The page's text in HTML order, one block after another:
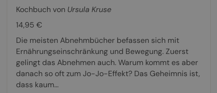
Kochbuch von Ursula Kruse
14,95 €
Die meisten Abnehmbücher befassen sich mit
Ernährungseinschränkung und Bewegung. Zuerst
gelingt das Abnehmen auch. Warum kommt es aber
danach so oft zum Jo-Jo-Effekt? Das Geheimnis ist,
dass kaum...